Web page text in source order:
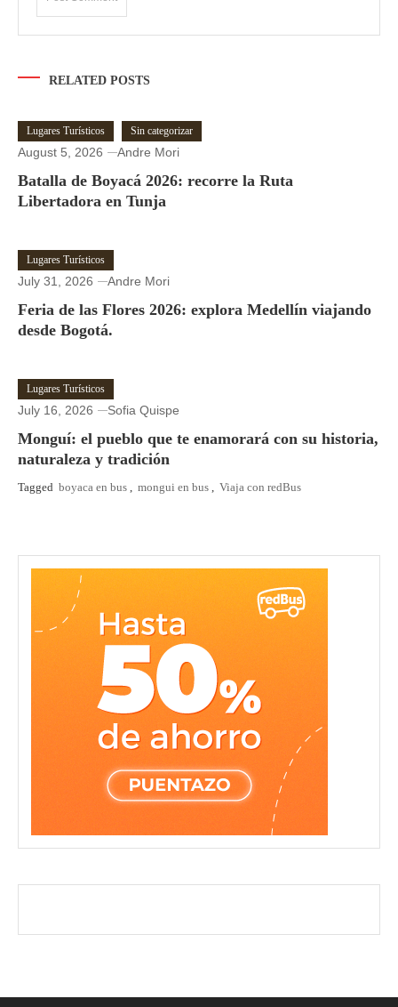
RELATED POSTS
Lugares Turísticos Sin categorizar
August 5, 2026 Andre Mori
Batalla de Boyacá 2026: recorre la Ruta
Libertadora en Tunja
Lugares Turísticos
July 31, 2026 Andre Mori
Feria de las Flores 2026: explora Medellín viajando
desde Bogotá.
Lugares Turísticos
July 16, 2026 Sofia Quispe
Monguí: el pueblo que te enamorará con su historia,
naturaleza y tradición
Tagged boyaca en bus , mongui en bus , Viaja con redBus